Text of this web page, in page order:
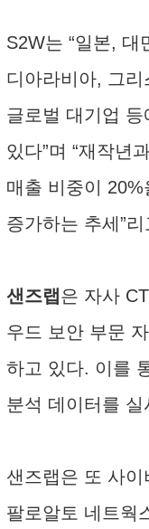
S2W는 “일본,
디아라비아, 그
글로벌 대기업
있다”며 “재작년
매출 비중이 20%
증가하는 추세”
샌즈랩은 자사
우드 보안 부문
하고 있다. 이를
분석 데이터를
샌즈랩은 또 사이
팔로알토 네트웍